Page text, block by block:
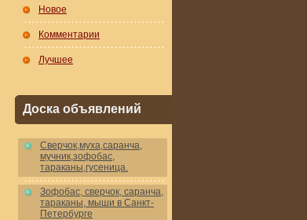
Новое
Комментарии
Лучшее
Доска объявлений
Cверчок,муха,саранча,
мучник,зофобас,
тараканы,гусеница.
Зофобас, сверчок, саранча,
тараканы, мыши в Санкт-
Петербурге